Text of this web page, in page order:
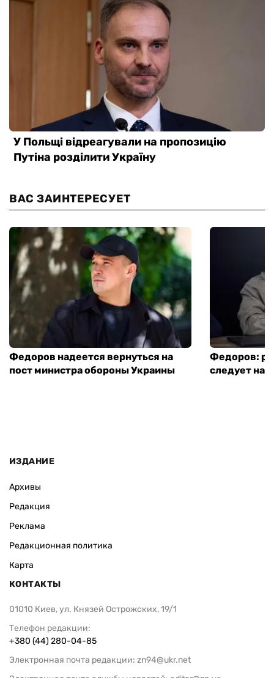
ВАС ЗАИНТЕРЕСУЕТ
Федоров надеется вернуться на
пост министра обороны Украины
Федоров:
следует
ИЗДАНИЕ
Архивы
Редакция
Реклама
Редакционная политика
Карта
КОНТАКТЫ
01010 Киев, ул. Князей Острожских, 19/1
Телефон редакции:
+380 (44) 280-04-85
Электронная почта редакции: zn94@ukr.net